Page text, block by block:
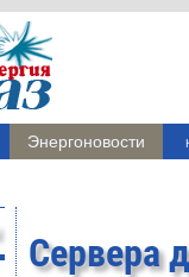
Энергоновости
Сервера